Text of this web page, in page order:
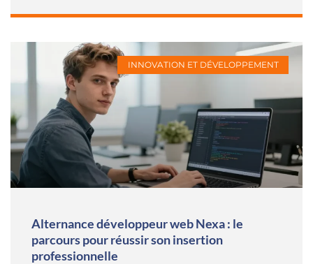
INNOVATION ET DÉVELOPPEMENT
Alternance développeur web Nexa : le
parcours pour réussir son insertion
professionnelle